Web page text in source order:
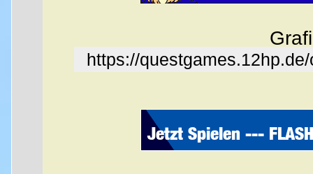
https://